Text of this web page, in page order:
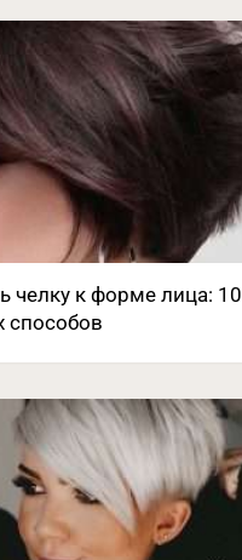
челку к форме лица: 10
способов